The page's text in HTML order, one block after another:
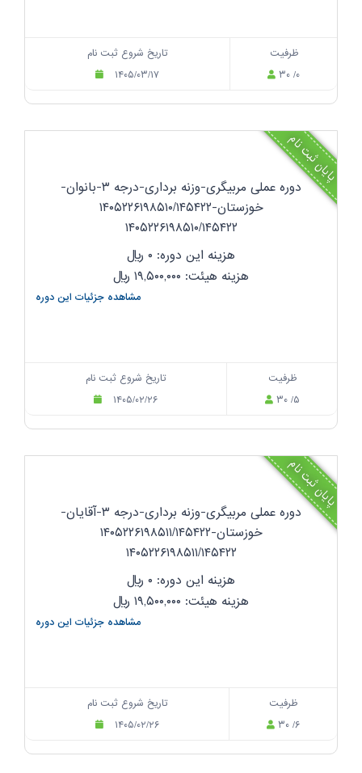
تاریخ شروع ثبت نام
۱۴۰۵/۰۳/۱۷
ظرفیت
۳۰ /۰
پایان ثبت نام
دوره عملی مربیگری-وزنه برداری-درجه ۳-بانوان-
خوزستان-۱۴۰۵۲۲۶۱۹۸۵۱۰/۱۴۵۴۲۲
۱۴۰۵۲۲۶۱۹۸۵۱۰/۱۴۵۴۲۲
هزینه این دوره: ۰
ریال
هزینه هیئت: ۱۹,۵۰۰,۰۰۰
ریال
مشاهده جزئیات این دوره
تاریخ شروع ثبت نام
۱۴۰۵/۰۲/۲۶
ظرفیت
۳۰ /۵
پایان ثبت نام
دوره عملی مربیگری-وزنه برداری-درجه ۳-آقایان-
خوزستان-۱۴۰۵۲۲۶۱۹۸۵۱۱/۱۴۵۴۲۲
۱۴۰۵۲۲۶۱۹۸۵۱۱/۱۴۵۴۲۲
هزینه این دوره: ۰
ریال
هزینه هیئت: ۱۹,۵۰۰,۰۰۰
ریال
مشاهده جزئیات این دوره
تاریخ شروع ثبت نام
۱۴۰۵/۰۲/۲۶
ظرفیت
۳۰ /۶